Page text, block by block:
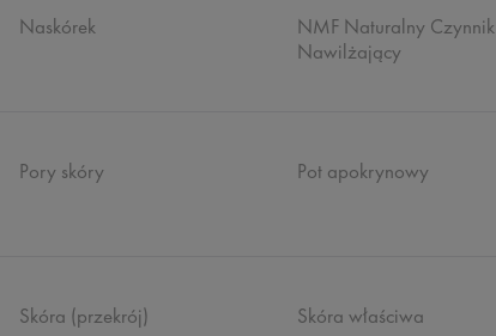
Naskórek
NMF Naturalny Czynnik
Nawilżający
Pory skóry Pot apokrynowy
Skóra (przekrój) Skóra właściwa